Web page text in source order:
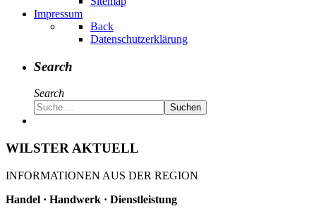
Impressum
Back
Datenschutzerklärung
Search
Search
Suchen
WILSTER AKTUELL
INFORMATIONEN AUS DER REGION
Handel · Handwerk · Dienstleistung